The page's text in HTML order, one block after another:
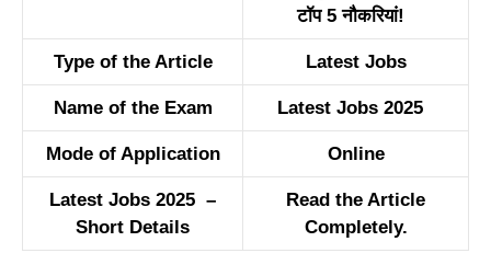
टॉप 5 नौकरियां!
Type of the Article Latest Jobs
Name of the Exam Latest Jobs 2025
Mode of Application Online
Latest Jobs 2025 –
Short Details
Read the Article
Completely.